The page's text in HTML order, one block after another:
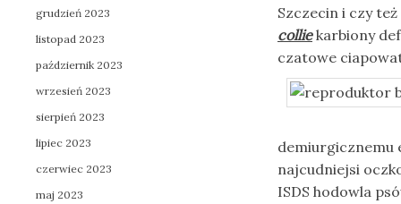
Szczecin i czy
colliekarbiony
czatowe
demiurgicznemu
najcudniejsi
ISDS hodowla
grudzień 2023
listopad 2023
październik 2023
wrzesień 2023
sierpień 2023
lipiec 2023
czerwiec 2023
maj 2023